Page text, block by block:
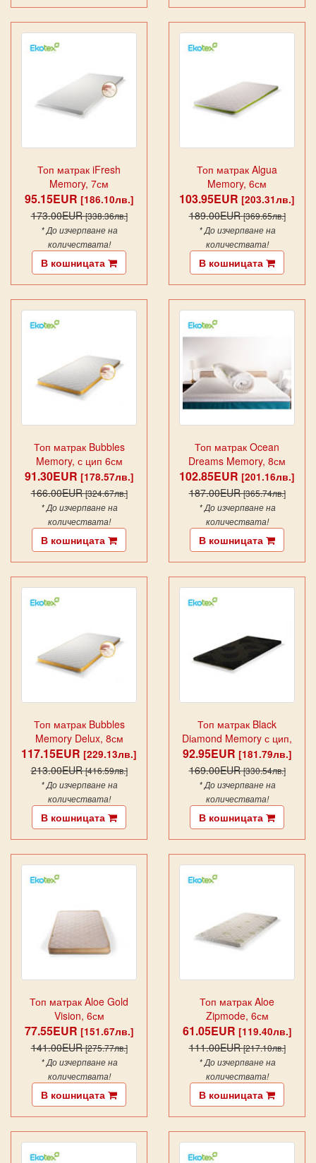
Топ матрак iFresh
Memory, 7см
95.15EUR [186.10лв.]
173.00EUR[338.36лв.]
* До изчерпване на
количествата!
В кошницата
Топ матрак Algua
Memory, 6см
103.95EUR [203.31лв.]
189.00EUR[369.65лв.]
* До изчерпване на
количествата!
В кошницата
Топ матрак Bubbles
Memory, с цип 6см
91.30EUR [178.57лв.]
166.00EUR[324.67лв.]
* До изчерпване на
количествата!
В кошницата
Топ матрак Ocean
Dreams Memory, 8см
102.85EUR [201.16лв.]
187.00EUR[365.74лв.]
* До изчерпване на
количествата!
В кошницата
Топ матрак Bubbles
Memory Delux, 8см
117.15EUR [229.13лв.]
213.00EUR[416.59лв.]
* До изчерпване на
количествата!
В кошницата
Топ матрак Black
Diаmond Memory с цип,
6см
92.95EUR [181.79лв.]
169.00EUR[330.54лв.]
* До изчерпване на
количествата!
В кошницата
Топ матрак Aloe Gold
Vision, 6см
77.55EUR [151.67лв.]
141.00EUR[275.77лв.]
* До изчерпване на
количествата!
В кошницата
Топ матрак Aloe
Zipmode, 6см
61.05EUR [119.40лв.]
111.00EUR[217.10лв.]
* До изчерпване на
количествата!
В кошницата